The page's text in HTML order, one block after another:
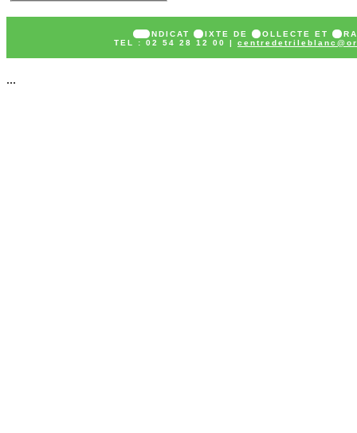
SY NDICAT MIXTE DE COLLECTE ET T
TEL : 02 54 28 12 00 |
...